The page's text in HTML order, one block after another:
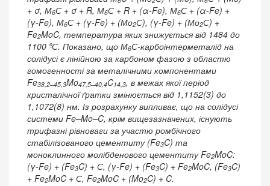
+ σ, М6С + σ + R, М6С + R + (α-Fe), М6С + (α-Fe) +
(γ-Fe), М6С + (γ-Fe) + (Мо2С), (γ-Fe) + (Мо2С) +
Fe2MoC, температура яких знижується від 1484 до
1100 ºС. Показано, що М6С-карбоінтерметалід на
солідусі є лінійною за карбоном фазою з областю
гомогенності за металічними компонентами
Fe38,2–45,3Mo47,5–40,4C14,3, в межах якої період
кристалічної ґратки змінюється від 1,1152(3) до
1,1072(8) нм. Із розрахунку випливає, що на солідусі
системи Fe–Mo–C, крім вищезазначених, існують
трифазні рівноваги за участю ромбічного
стабілізованого цементиту (Fe3C) та
моноклинного молібденового цементиту Fe2MoC:
(γ-Fe) + (Fe3C) + С, (γ-Fe) + (Fe3C) + Fe2MoC, (Fe3C)
+ Fe2MoC + С, Fe2MoC + (Mo2C) + C.